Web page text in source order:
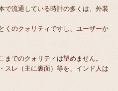
で流通している時計の多くは、外装
くのクォリティですし、ユーザーか
でのクォリティは望めません。
スレ（主に裏面）等を、インド人は